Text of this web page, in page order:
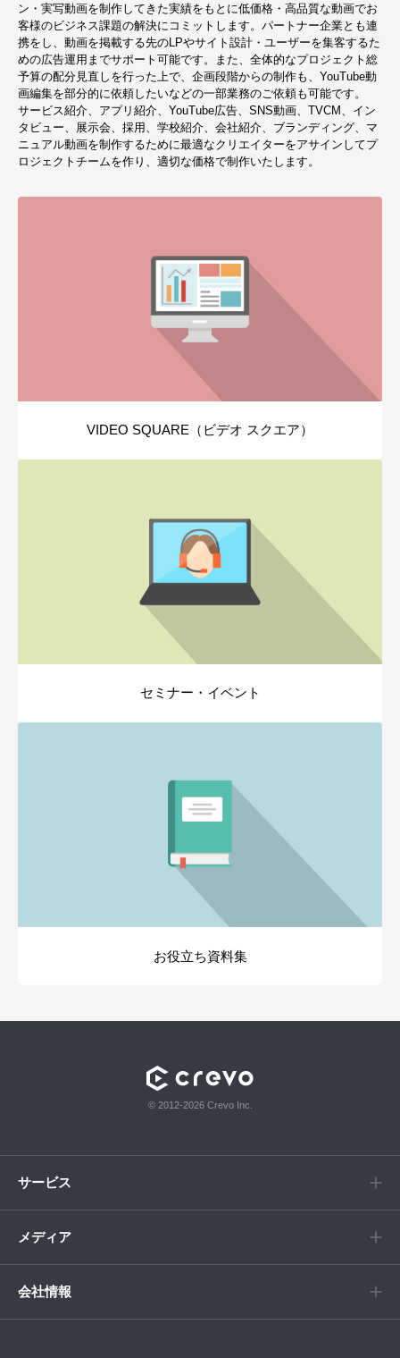
ン・実写動画を制作してきた実績をもとに低価格・高品質な動画でお
客様のビジネス課題の解決にコミットします。パートナー企業とも連
携をし、動画を掲載する先のLPやサイト設計・ユーザーを集客するた
めの広告運用までサポート可能です。また、全体的なプロジェクト総
予算の配分見直しを行った上で、企画段階からの制作も、YouTube動
画編集を部分的に依頼したいなどの一部業務のご依頼も可能です。
サービス紹介、アプリ紹介、YouTube広告、SNS動画、TVCM、イン
タビュー、展示会、採用、学校紹介、会社紹介、ブランディング、マ
ニュアル動画を制作するために最適なクリエイターをアサインしてプ
ロジェクトチームを作り、適切な価格で制作いたします。
VIDEO SQUARE（ビデオ スクエア）
セミナー・イベント
お役立ち資料集
© 2012-2026 Crevo Inc.
サービス
メディア
会社情報